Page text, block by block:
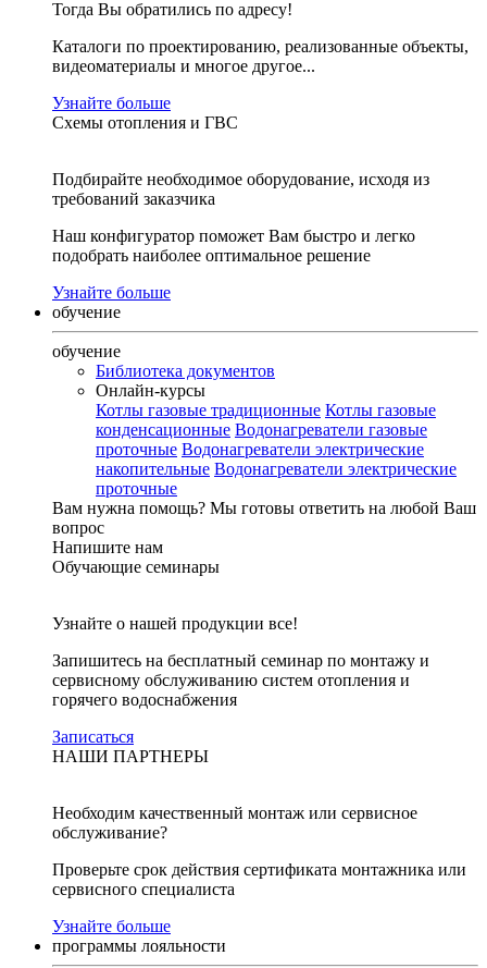
Тогда Вы обратились по адресу!
Каталоги по проектированию, реализованные объекты,
видеоматериалы и многое другое...
Узнайте больше
Схемы отопления и ГВС
Подбирайте необходимое оборудование, исходя из
требований заказчика
Наш конфигуратор поможет Вам быстро и легко
подобрать наиболее оптимальное решение
Узнайте больше
обучение
обучение
Библиотека документов
Онлайн-курсы
Котлы газовые традиционные Котлы газовые
конденсационные Водонагреватели газовые
проточные Водонагреватели электрические
накопительные Водонагреватели электрические
проточные
Вам нужна помощь? Мы готовы ответить на любой Ваш
вопрос
Напишите нам
Обучающие семинары
Узнайте о нашей продукции все!
Запишитесь на бесплатный семинар по монтажу и
сервисному обслуживанию систем отопления и
горячего водоснабжения
Записаться
НАШИ ПАРТНЕРЫ
Необходим качественный монтаж или сервисное
обслуживание?
Проверьте срок действия сертификата монтажника или
сервисного специалиста
Узнайте больше
программы лояльности